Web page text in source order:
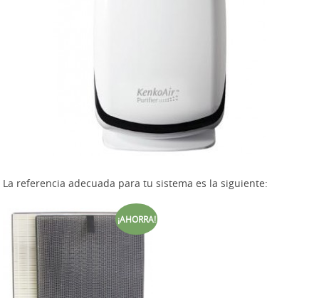
La referencia adecuada para tu sistema es la siguiente:
¡AHORRA!